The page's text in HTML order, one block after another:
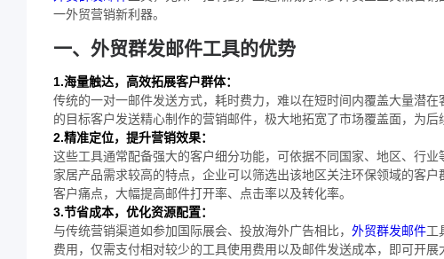
一外贸营销新利器。
一、外贸群发邮件工具的优势
1.海量触达，高效拓展客户群体：
传统的一对一邮件发送方式，耗时费力，难以在短时间内覆盖大量潜在
的目标客户发送精心制作的营销邮件，极大地拓宽了市场覆盖面，为后
2.精准定位，提升营销效果：
这些工具通常配备强大的客户细分功能，可依据不同国家、地区、行
家居产品需求较高的特点，企业可以筛选出该地区关注环保领域的客
客户痛点，大幅提高邮件打开率、点击率以及转化率。
3.节省成本，优化资源配置：
与传统营销渠道如参加国际展会、投放海外广告相比， 外贸群发邮件工
费用，仅需支付相对较少的工具使用费用以及邮件发送成本，即可开